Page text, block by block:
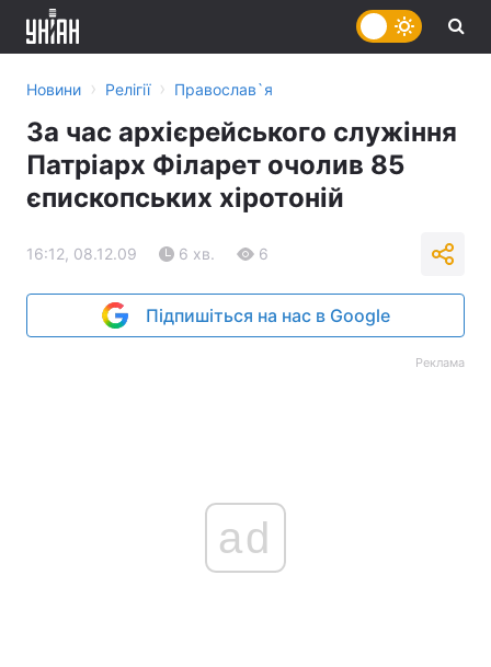
Новини › Релігії › Православ`я
За час архієрейського служіння
Патріарх Філарет очолив 85
єпископських хіротоній
16:12, 08.12.09 6 хв. 6
Підпишіться на нас в Google
Реклама
ad